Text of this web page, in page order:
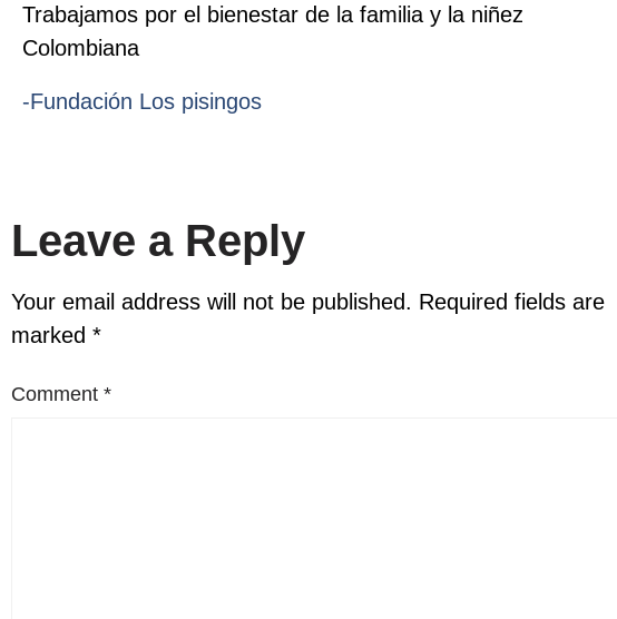
Trabajamos por el bienestar de la familia y la niñez
Colombiana
-Fundación Los pisingos
Leave a Reply
Your email address will not be published. Required fields are
marked *
Comment *